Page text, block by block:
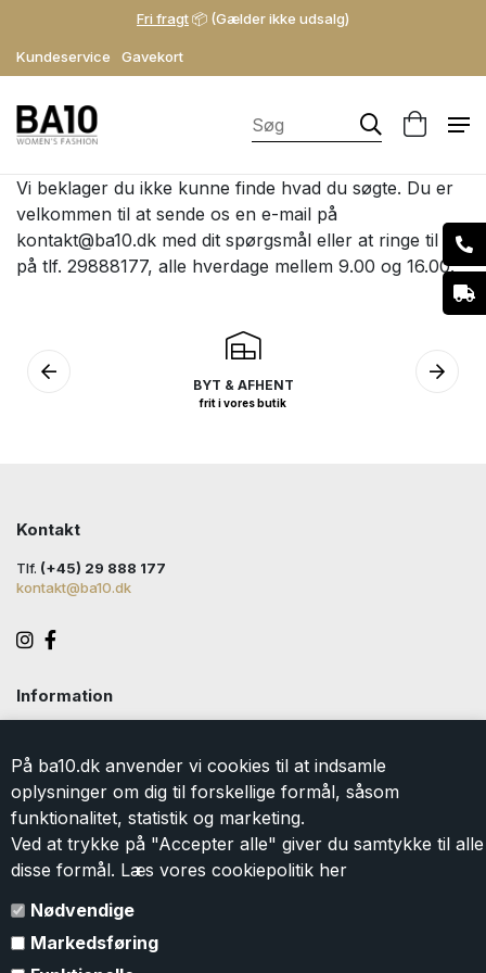
På ba10.dk anvender vi cookies til at indsamle
oplysninger om dig til forskellige formål, såsom
funktionalitet, statistik og marketing.
Ved at trykke på "Accepter alle" giver du samtykke til alle
disse formål. Læs vores cookiepolitik her
Nødvendige
Markedsføring
Kundeservice Gavekort
Fri fragt📦 (Gælder ikke udsalg)
Vi beklager du ikke kunne finde hvad du søgte. Du er
velkommen til at sende os en e-mail på
kontakt@ba10.dk med dit spørgsmål eller at ringe til os
på tlf. 29888177, alle hverdage mellem 9.00 og 16.00.
BYT & AFHENT
frit i vores butik
Kontakt
Tlf. (+45) 29 888 177
kontakt@ba10.dk
Information
Levering
Returlabel
Persondatapolitik
Om BA10
Gavekort
Tilmeld dig vores nyhedsbrev